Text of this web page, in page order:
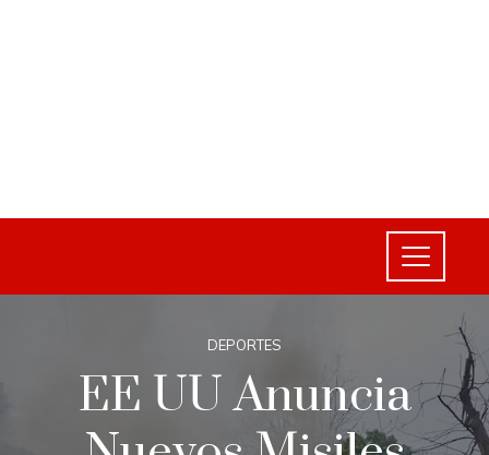
DEPORTES
EE UU Anuncia